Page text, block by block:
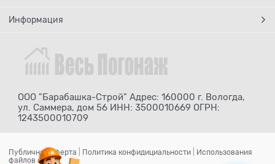
Информация
ООО "Барабашка-Строй" Адрес: 160000 г. Вологда,
ул. Саммера, дом 56 ИНН: 3500010669 ОГРН:
1243500010709
Публичная оферта Политика конфидициальности
Использования
файлов cookie